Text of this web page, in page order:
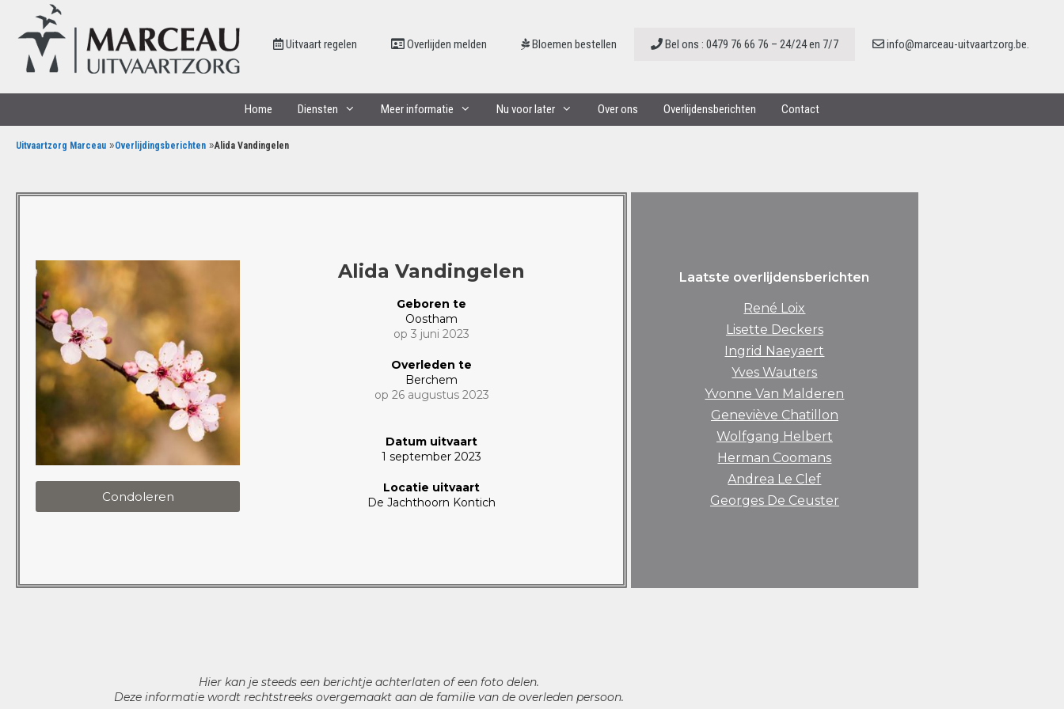
Uitvaart regelen Overlijden melden Bloemen bestellen Bel ons : 0479 76 66 76 – 24/24 en 7/7 info@marceau-uitvaartzorg.be.
Home Diensten Meer informatie Nu voor later Over ons Overlijdensberichten Contact
Uitvaartzorg Marceau »Overlijdingsberichten »Alida Vandingelen
Condoleren
Alida Vandingelen
Geboren te
Oostham
op 3 juni 2023
Overleden te
Berchem
op 26 augustus 2023
Datum uitvaart
1 september 2023
Locatie uitvaart
De Jachthoorn Kontich
Laatste overlijdensberichten
René Loix
Lisette Deckers
Ingrid Naeyaert
Yves Wauters
Yvonne Van Malderen
Geneviève Chatillon
Wolfgang Helbert
Herman Coomans
Andrea Le Clef
Georges De Ceuster
Hier kan je steeds een berichtje achterlaten of een foto delen.
Deze informatie wordt rechtstreeks overgemaakt aan de familie van de overleden persoon.